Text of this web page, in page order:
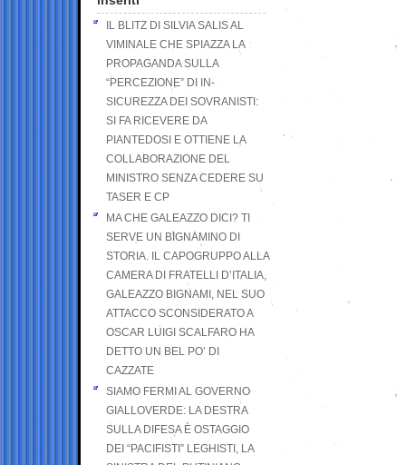
IL BLITZ DI SILVIA SALIS AL
VIMINALE CHE SPIAZZA LA
PROPAGANDA SULLA
“PERCEZIONE” DI IN-
SICUREZZA DEI SOVRANISTI:
SI FA RICEVERE DA
PIANTEDOSI E OTTIENE LA
COLLABORAZIONE DEL
MINISTRO SENZA CEDERE SU
TASER E CP
MA CHE GALEAZZO DICI? TI
SERVE UN BIGNAMINO DI
STORIA. IL CAPOGRUPPO ALLA
CAMERA DI FRATELLI D’ITALIA,
GALEAZZO BIGNAMI, NEL SUO
ATTACCO SCONSIDERATO A
OSCAR LUIGI SCALFARO HA
DETTO UN BEL PO’ DI
CAZZATE
SIAMO FERMI AL GOVERNO
GIALLOVERDE: LA DESTRA
SULLA DIFESA È OSTAGGIO
DEI “PACIFISTI” LEGHISTI, LA